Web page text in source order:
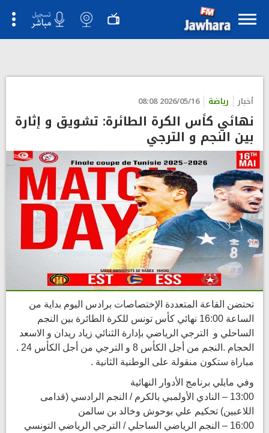
أخبار رياضة 2026/05/16 08:08
نهائي كأس الكرة الطائرة: تشويق و إثارة
بين النجم و الترجي
تحتضن القاعة المتعددة الإختصاصات برادس اليوم بداية من
الساعة 16:00 نهائي كأس تونس للكرة الطائرة بين النجم
الساحلي و الترجي الرياضي بإدارة الثنائي زياد ريدان و الاسعد
الحجام .النجم من أجل الكأس 8 و الترجي من أجل الكأس 24 .
مباراة ستكون منقولة على الوطنية الثانية .
وفي مايلي برنامج الأدوار النهائية
13:00 – النادي الأولمبي بالكرم / النجم الرادسي (قدامى
اللاعبين) تحكيم علي بوحوش وخالد بن سالمن
16:00 – النجم الرياضي الساحلي / الترجي الرياضي التونسي